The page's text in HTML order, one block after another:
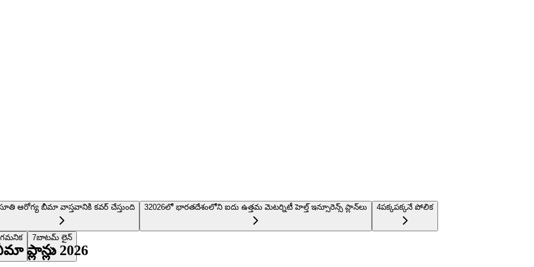
ఆరోగ్య బీమా వాస్తవానికి కవర్ చేస్తుంది 32026లో భారతదేశంలోని ఐదు ఉత్తమ మెటర్నిటీ హెల్త్ ఇన్సూరెన్స్ ప్లాన్‌లు 4పక్కపక్కనే పోలిక
గమనిక 7బాటమ్ లైన్
2026